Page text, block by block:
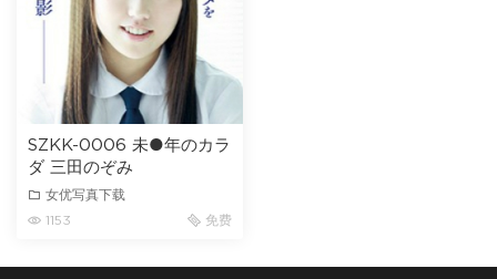
SZKK-0006 未●年のカラ
ダ 三田のぞみ
女优写真下载
1153
免费